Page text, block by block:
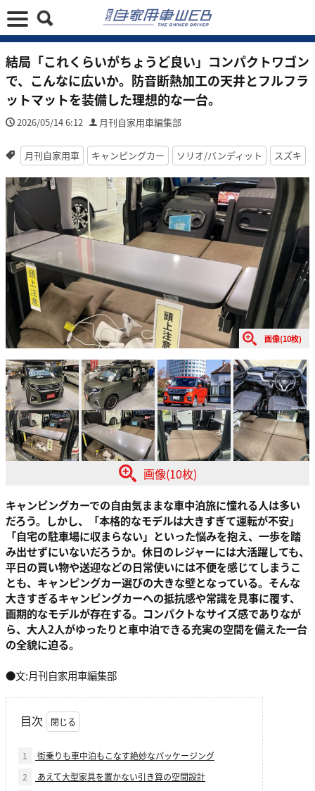
結局「これくらいがちょうど良い」コンパクトワゴン
で、こんなに広いか。防音断熱加工の天井とフルフラ
ットマットを装備した理想的な一台。
2026/05/14 6:12 月刊自家用車編集部
月刊自家用車 キャンピングカー ソリオ/バンディット スズキ
画像(10枚)
画像(10枚)
キャンピングカーでの自由気ままな車中泊旅に憧れる人は多い
だろう。しかし、「本格的なモデルは大きすぎて運転が不安」
「自宅の駐車場に収まらない」といった悩みを抱え、一歩を踏
み出せずにいないだろうか。休日のレジャーには大活躍しても、
平日の買い物や送迎などの日常使いには不便を感じてしまうこ
とも、キャンピングカー選びの大きな壁となっている。そんな
大きすぎるキャンピングカーへの抵抗感や常識を見事に覆す、
画期的なモデルが存在する。コンパクトなサイズ感でありなが
ら、大人2人がゆったりと車中泊できる充実の空間を備えた一台
の全貌に迫る。
●文:月刊自家用車編集部
目次
1
街乗りも車中泊もこなす絶妙なパッケージング
2
あえて大型家具を置かない引き算の空間設計